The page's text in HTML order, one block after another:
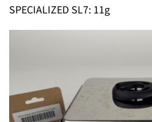
SPECIALIZED SL7: 11g